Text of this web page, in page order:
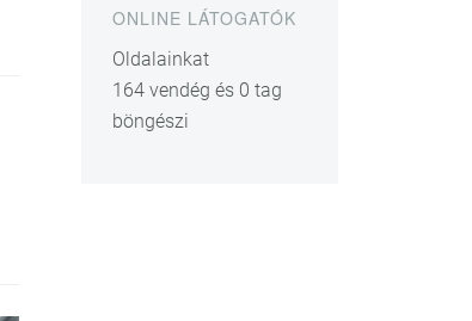
ONLINE LÁTOGATÓK
Oldalainkat
164 vendég és 0 tag
böngészi